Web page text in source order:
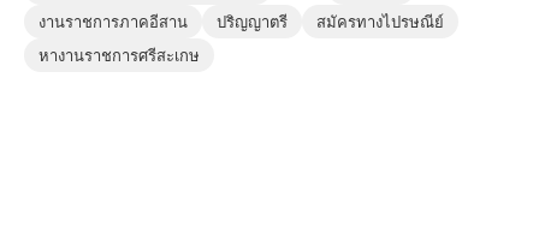
งานราชการภาคอีสาน
ปริญญาตรี
สมัครทางไปรษณีย์
หางานราชการศรีสะเกษ